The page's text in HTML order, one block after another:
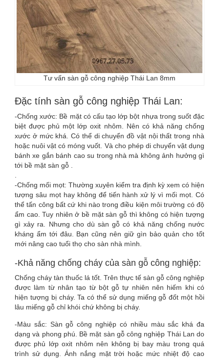
Tư vấn sàn gỗ công nghiệp Thái Lan 8mm
Đặc tính sàn gỗ công nghiệp Thái Lan:
-Chống xước: Bề mặt có cấu tạo lớp bột nhựa trong suốt đặc
biệt được phủ một lớp oxit nhôm. Nên có khả năng chống
xước ở mức khá. Có thể di chuyển đồ vật nội thất trong nhà
hoặc nuôi vật có móng vuốt. Và cho phép di chuyển vật dụng
bánh xe gắn bánh cao su trong nhà mà không ảnh hưởng gì
tới bề mặt sàn gỗ .
.
-Chống mối mọt: Thường xuyên kiểm tra định kỳ xem có hiện
tượng sâu mọt hay không để tiến hành xử lý vì mối mọt. Có
thể tấn công bất cứ khi nào trong điều kiện môi trường có độ
ẩm cao. Tuy nhiên ở bề mặt sàn gỗ thì không có hiện tượng
gì xảy ra. Nhưng cho dù sàn gỗ có khả năng chống nước
kháng ẩm tới đâu. Bạn cũng nên giữ gìn bảo quản cho tốt
mới nâng cao tuổi thọ cho sàn nhà mình.
-Khả năng chống cháy của sàn gỗ công nghiệp:
Chống cháy tàn thuốc lá tốt. Trên thực tế sàn gỗ công nghiệp
được làm từ nhân tạo từ bột gỗ tự nhiên nên hiếm khi có
hiện tượng bị cháy. Ta có thể sử dụng miếng gỗ đốt một hồi
lâu miếng gỗ chỉ khói chứ không bị cháy.
-Màu sắc: Sàn gỗ công nghiệp có nhiều màu sắc khá đa
dạng và phong phú. Bề mặt sàn gỗ công nghiệp Thái Lan do
được phủ lớp oxit nhôm nên không bị bay màu trong quá
trình sử dụng. Ánh nắng mặt trời hoặc mức nhiệt độ cao